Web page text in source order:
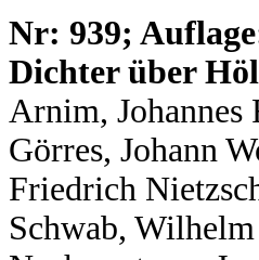
Nr: 939;
Dichter über
Arnim, Johannes
Görres, Johann
Friedrich
Schwab,